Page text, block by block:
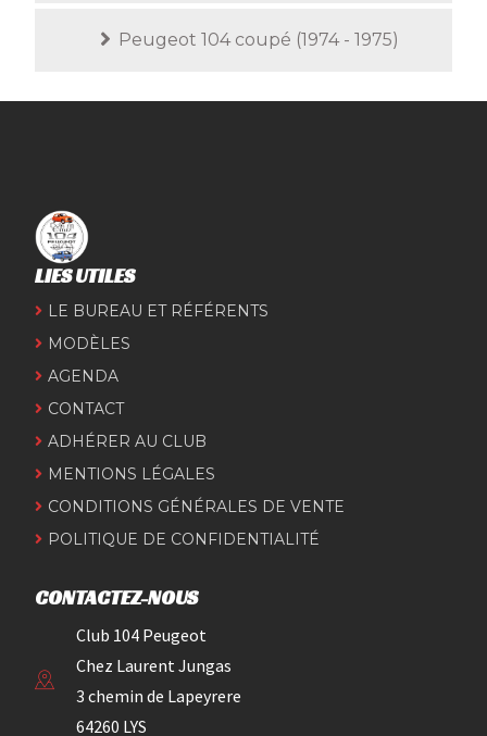
Peugeot 104 coupé (1974 - 1975)
LIES UTILES
LE BUREAU ET RÉFÉRENTS
MODÈLES
AGENDA
CONTACT
ADHÉRER AU CLUB
MENTIONS LÉGALES
CONDITIONS GÉNÉRALES DE VENTE
POLITIQUE DE CONFIDENTIALITÉ
CONTACTEZ-NOUS
Club 104 Peugeot
Chez Laurent Jungas
3 chemin de Lapeyrere
64260 LYS